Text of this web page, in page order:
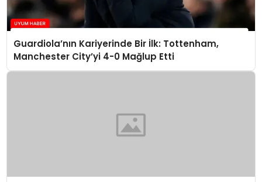
Guardiola’nın Kariyerinde Bir İlk: Tottenham,
Manchester City’yi 4-0 Mağlup Etti